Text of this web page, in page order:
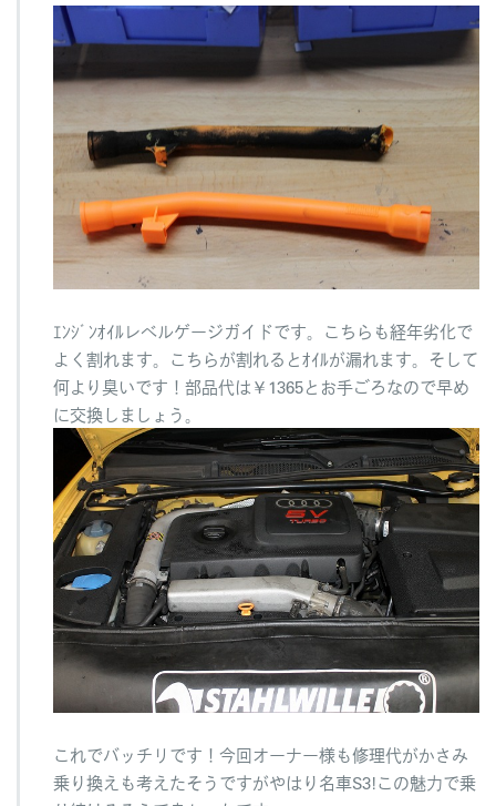
ｴﾝｼﾞﾝｵｲﾙレベルゲージガイドです。こちらも経年劣化で
よく割れます。こちらが割れるとｵｲﾙが漏れます。そして
何より臭いです！部品代は￥1365とお手ごろなので早め
に交換しましょう。
これでバッチリです！今回オーナー様も修理代がかさみ
乗り換えも考えたそうですがやはり名車S3!この魅力で乗